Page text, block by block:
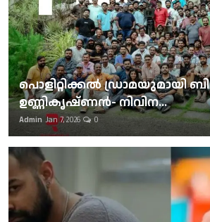
പൊളിറ്റിക്കല്‍ ഡ്രാമയുമായി ബി
ഉണ്ണികൃഷ്ണന്‍- നിവിന...
Admin Jan 7, 2026 0